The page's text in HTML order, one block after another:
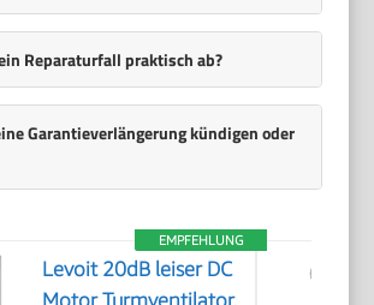
Reparaturfall praktisch ab?
Garantieverlängerung kündigen oder
EMPFEHLUNG
Levoit 20dB leiser DC